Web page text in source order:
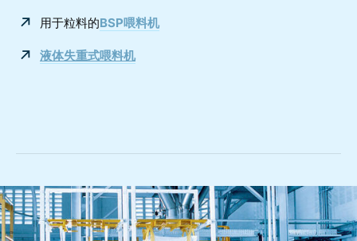
用于粒料的BSP喂料机
液体失重式喂料机